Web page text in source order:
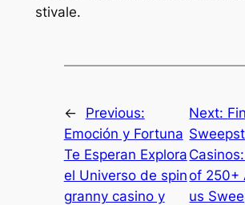
stivale.
←
Previous:
Emoción y Fortuna
Te Esperan Explora
el Universo de spin
granny casino y
Next:
of 250+
us